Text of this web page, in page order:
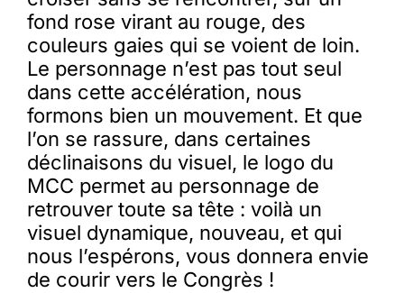
fond rose virant au rouge, des
couleurs gaies qui se voient de loin.
Le personnage n’est pas tout seul
dans cette accélération, nous
formons bien un mouvement. Et que
l’on se rassure, dans certaines
déclinaisons du visuel, le logo du
MCC permet au personnage de
retrouver toute sa tête : voilà un
visuel dynamique, nouveau, et qui
nous l’espérons, vous donnera envie
de courir vers le Congrès !